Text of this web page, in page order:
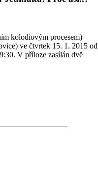
kolodiovým procesem)
ve čtvrtek 15. 1. 2015 od
V příloze zasílán dvě